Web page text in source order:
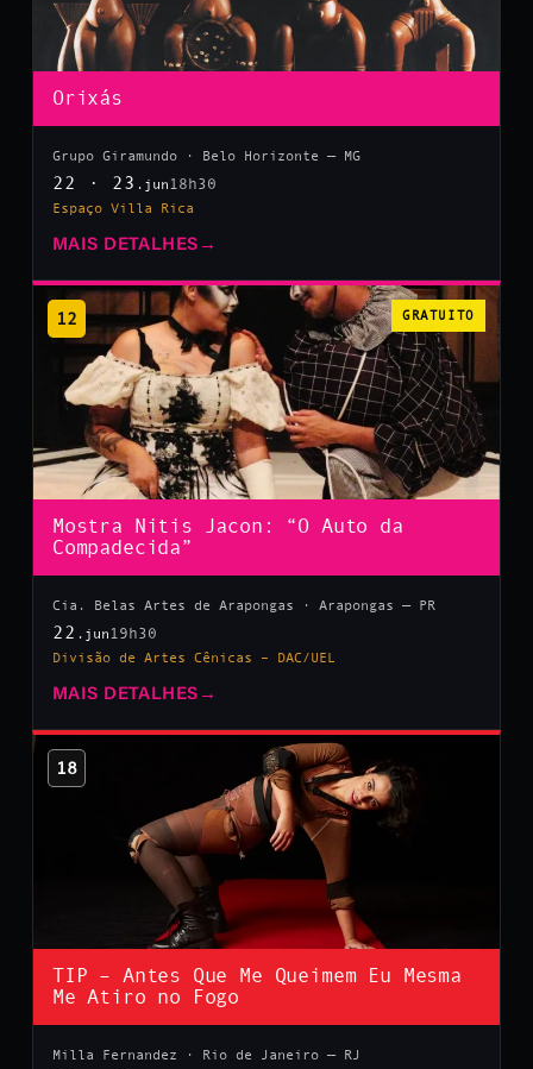
Orixás
Grupo Giramundo · Belo Horizonte — MG
22 · 23 .jun 18h30
Espaço Villa Rica
MAIS DETALHES →
12 GRATUITO
Mostra Nitis Jacon: “O Auto da
Compadecida”
Cia. Belas Artes de Arapongas · Arapongas — PR
22 .jun 19h30
Divisão de Artes Cênicas – DAC/UEL
MAIS DETALHES →
18
TIP – Antes Que Me Queimem Eu Mesma
Me Atiro no Fogo
Milla Fernandez · Rio de Janeiro — RJ